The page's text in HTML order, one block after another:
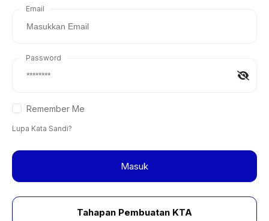
Email
Password
Remember Me
Lupa Kata Sandi?
Masuk
Tahapan Pembuatan KTA